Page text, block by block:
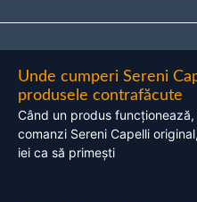
Unde cumperi Sereni
produsele contrafăcute
Când un produs
comanzi Sereni Capelli
iei ca să primești